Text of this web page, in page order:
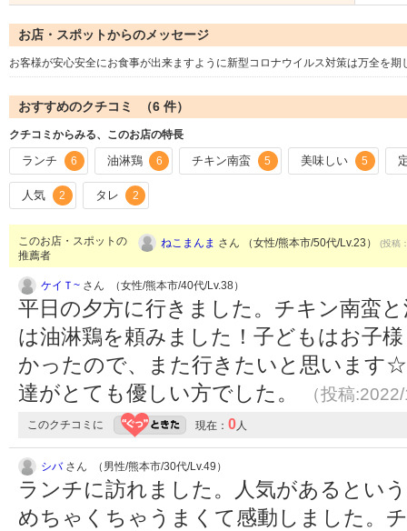
お店・スポットからのメッセージ
お客様が安心安全にお食事が出来ますように新型コロナウイルス対策は万全を期
おすすめのクチコミ （6 件）
クチコミからみる、このお店の特長
ランチ 6 油淋鶏 6 チキン南蛮 5 美味しい 5
人気 2 タレ 2
このお店・スポットの
推薦者
ねこまんま さん （女性/熊本市/50代/Lv.23） (投稿
ケイＴ~ さん （女性/熊本市/40代/Lv.38）
平日の夕方に行きました。チキン南蛮
は油淋鶏を頼みました！子どもはお子
かったので、また行きたいと思います
達がとても優しい方でした。
（投稿
このクチコミに 現在： 0人
シバさん （男性/熊本市/30代/Lv.49）
ランチに訪れました。人気があるとい
めちゃくちゃうまくて感動しました。